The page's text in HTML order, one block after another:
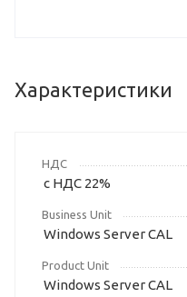
Характеристики
НДС
с НДС 22%
Business Unit
Windows Server CAL
Product Unit
Windows Server CAL